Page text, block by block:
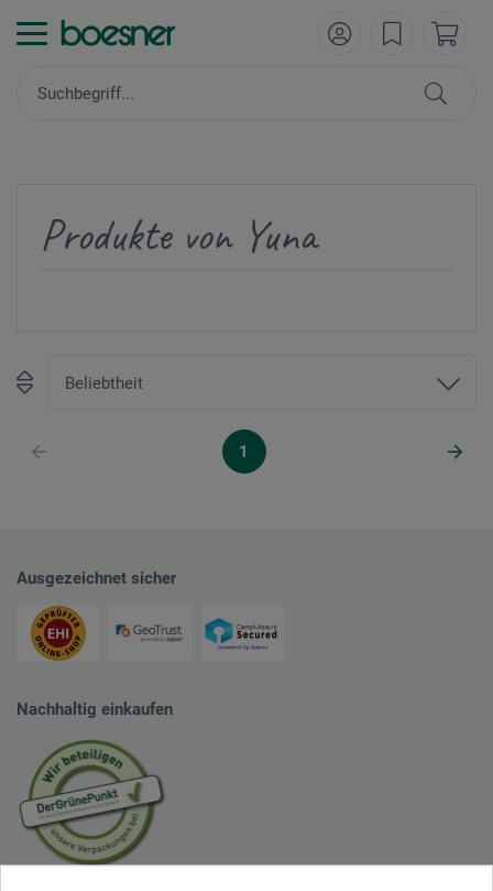
Produkte von Yuna
1
Ausgezeichnet sicher
Nachhaltig einkaufen